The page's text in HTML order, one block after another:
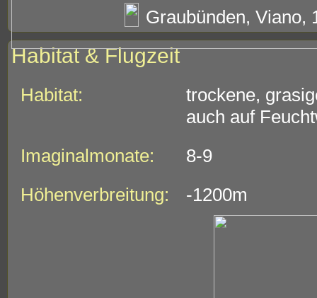
Graubünden, Viano,
Habitat & Flugzeit
Habitat:
trockene,
auch auf
Imaginalmonate:
8-9
Höhenverbreitung:
-1200m